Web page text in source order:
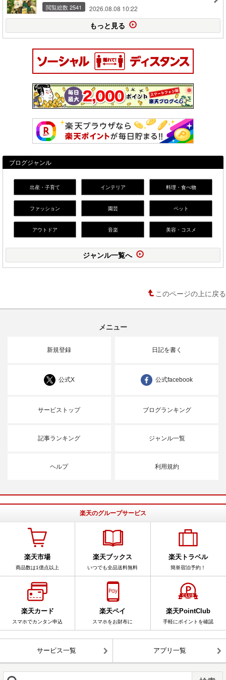
閲覧総数 2541 2026.08.08 10:22
もっと見る
ブログジャンル
出産・子育て インテリア 料理・食べ物
ファッション 園芸 ペット
アウトドア 音楽 美容・コスメ
ジャンル一覧へ
このページの上に戻る
メニュー
新規登録 日記を書く
公式X 公式facebook
サービストップ ブログランキング
記事ランキング ジャンル一覧
ヘルプ 利用規約
楽天のグループサービス
楽天市場
商品数は1億点以上
楽天ブックス
いつでも全品送料無料
楽天トラベル
簡単宿泊予約！
楽天カード
スマホでカンタン申込
楽天ペイ
スマホをお財布に
楽天PointClub
手軽にポイントを確認
サービス一覧 アプリ一覧